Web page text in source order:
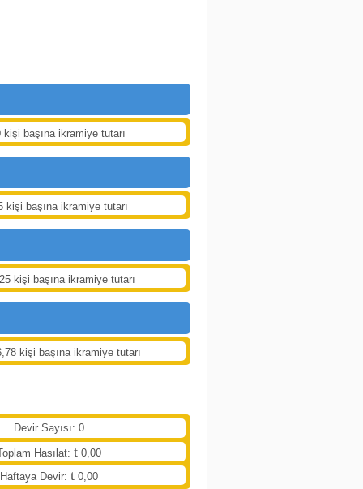
kişi başına ikramiye tutarı
kişi başına ikramiye tutarı
kişi başına ikramiye tutarı
kişi başına ikramiye tutarı
Devir Sayısı: 0
Hasılat:
0,00
Haftaya Devir:
0,00